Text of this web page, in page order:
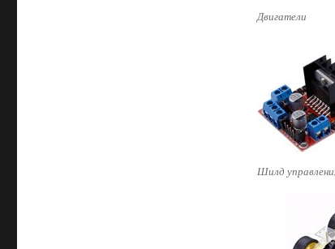
Двигатели
Шилд